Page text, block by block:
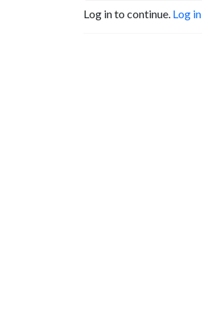
Log in to continue. Log in